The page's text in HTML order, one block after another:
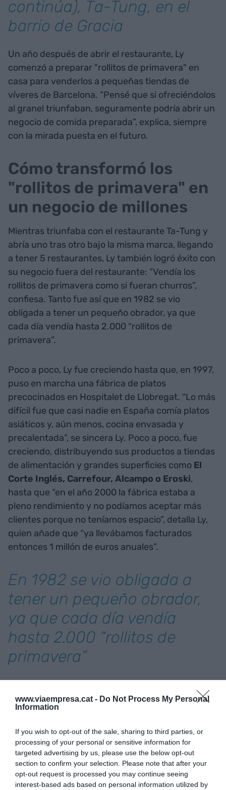
www.viaempresa.cat - Do Not Process My Personal
Information
If you wish to opt-out of the sale, sharing to third parties, or
processing of your personal or sensitive information for
targeted advertising by us, please use the below opt-out
section to confirm your selection. Please note that after your
opt-out request is processed you may continue seeing
interest-based ads based on personal information utilized by
continúa), Ta-Tung, en el
barrio de Gracia
Un año después de abrir el restaurante, Ly
comenzó a preparar "rollitos de primavera" en
casa para venderlos a pequeñas tiendas de
víveres de Barcelona. “Pensé que si ofreciéndolos
al granel triunfaban, seguramente podría abrir un
negocio de comida preparada”, explica, siempre
con la mirada puesta en el futuro.
Cómo transformó los
"rollitos de primavera" en
un negocio de millones
Mientras triunfaba con el restaurante Ta-Tung y
abría uno tras otro bajo la misma marca, llegando
a tener 5 restaurantes, Ly también logró éxito con
su negocio fuera del restaurante: “Vendía los
rollitos de primavera como si fueran churros”,
confiesa. Tanto fue así que en 1982 se vio
obligada a tener un pequeño obrador, ya que
cada día vendía hasta 2.000 “rollitos de
primavera”.
Poco a poco, Ly fue creciendo hasta que, en 1997,
puso en marcha una fábrica de platos
precocinados en Hospitalet de Llobregat. “Lo más
difícil fue que casi nadie en España comía platos
asiáticos y, aún menos, cocina envasada y
precalentada”, se sincera Ly. Poco a poco, fue
creciendo, distribuyendo sus productos a tiendas
de alimentación y grandes superficies como El
Corte Inglés, Carrefour, Alcampo o Eroski,
hasta que “en el año 2000 la fábrica estaba a
pleno rendimiento y no podíamos aceptar más
clientes porque no teníamos espacio”, detalla Ly,
quien añade que “ya llevábamos facturados
entonces 1 millón de euros anuales”.
En 1982 se vio obligada a
tener un pequeño obrador,
ya que cada día vendía
hasta 2.000 “rollitos de
primavera”
experimentado una auténtica metamorfosis:
comenzó vendiendo "rollitos de primavera" en
abrió uno de los primeros restaurantes asiáticos
de la ciudad y, finalmente, se ha consolidado
como un negocio de éxito.